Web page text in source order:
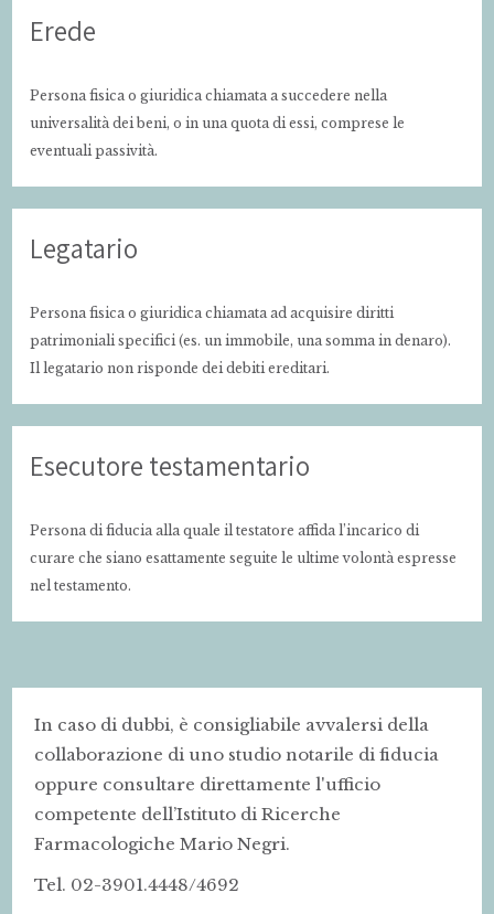
Erede
Persona fisica o giuridica chiamata a succedere nella
universalità dei beni, o in una quota di essi, comprese le
eventuali passività.
Legatario
Persona fisica o giuridica chiamata ad acquisire diritti
patrimoniali specifici (es. un immobile, una somma in denaro).
Il legatario non risponde dei debiti ereditari.
Esecutore testamentario
Persona di fiducia alla quale il testatore affida l’incarico di
curare che siano esattamente seguite le ultime volontà espresse
nel testamento.
In caso di dubbi, è consigliabile avvalersi della
collaborazione di uno studio notarile di fiducia
oppure consultare direttamente l'ufficio
competente dell’Istituto di Ricerche
Farmacologiche Mario Negri.
Tel. 02-3901.4448/4692